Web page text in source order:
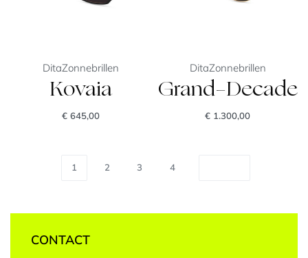
DitaZonnebrillen
Kovaia
€645,00
DitaZonnebrillen
Grand-Decade
€ 1.300,00
1 2 3 4
CONTACT